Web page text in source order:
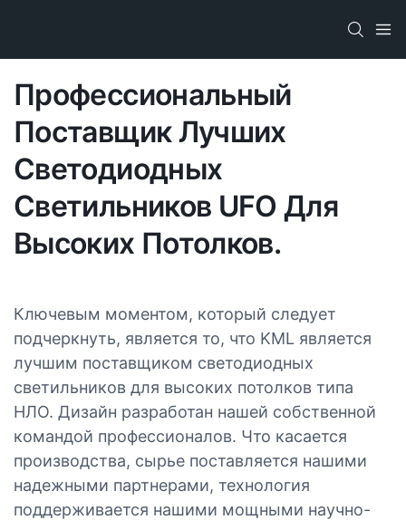
Профессиональный
Поставщик Лучших
Светодиодных
Светильников UFO Для
Высоких Потолков.
Ключевым моментом, который следует
подчеркнуть, является то, что KML является
лучшим поставщиком светодиодных
светильников для высоких потолков типа
НЛО. Дизайн разработан нашей собственной
командой профессионалов. Что касается
производства, сырье поставляется нашими
надежными партнерами, технология
поддерживается нашими мощными научно-